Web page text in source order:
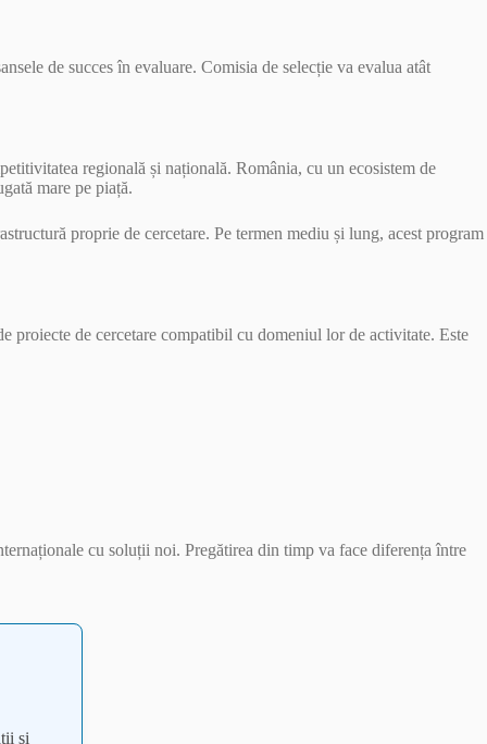
de succes în evaluare. Comisia de selecție va evalua atât
regională și națională. România, cu un ecosistem de
mare pe piață.
proprie de cercetare. Pe termen mediu și lung, acest program
proiecte de cercetare compatibil cu domeniul lor de activitate. Este
cu soluții noi. Pregătirea din timp va face diferența între
și